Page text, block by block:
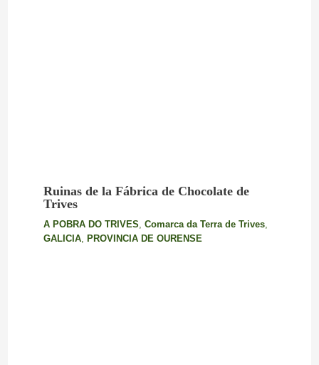
Ruinas de la Fábrica de Chocolate de
Trives
A POBRA DO TRIVES, Comarca da Terra de Trives,
GALICIA, PROVINCIA DE OURENSE